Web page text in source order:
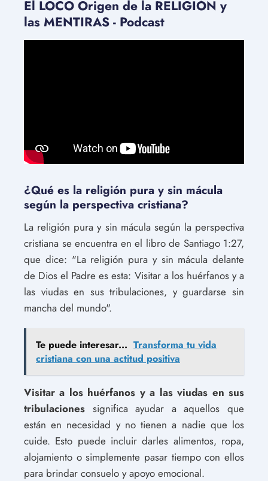
El LOCO Origen de la RELIGIÓN y
las MENTIRAS - Podcast
¿Qué es la religión pura y sin mácula
según la perspectiva cristiana?
La religión pura y sin mácula según la perspectiva
cristiana se encuentra en el libro de Santiago 1:27,
que dice: "La religión pura y sin mácula delante
de Dios el Padre es esta: Visitar a los huérfanos y a
las viudas en sus tribulaciones, y guardarse sin
mancha del mundo".
Te puede interesar... Transforma tu vida
cristiana con una actitud positiva
Visitar a los huérfanos y a las viudas en sus
tribulaciones significa ayudar a aquellos que
están en necesidad y no tienen a nadie que los
cuide. Esto puede incluir darles alimentos, ropa,
alojamiento o simplemente pasar tiempo con ellos
para brindar consuelo y apoyo emocional.